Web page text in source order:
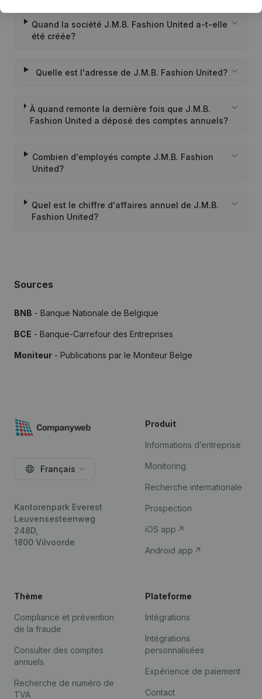
Quand la société J.M.B. Fashion United a-t-elle
été créée?
Quelle est l'adresse de J.M.B. Fashion United?
À quand remonte la dernière fois que J.M.B.
Fashion United a déposé des comptes annuels?
Combien d'employés compte J.M.B. Fashion
United?
Quel est le chiffre d'affaires annuel de J.M.B.
Fashion United?
Sources
BNB - Banque Nationale de Belgique
BCE - Banque-Carrefour des Entreprises
Moniteur - Publications par le Moniteur Belge
Français
Kantorenpark Everest
Leuvensesteenweg
248D,
1800 Vilvoorde
Produit
Informations d’entreprise
Monitoring
Recherche internationale
Prospection
iOS app
Android app
Thème
Compliance et prévention
de la fraude
Consulter des comptes
annuels
Recherche de numéro de
TVA
Plateforme
Intégrations
Intégrations
personnalisées
Expérience de paiement
Contact